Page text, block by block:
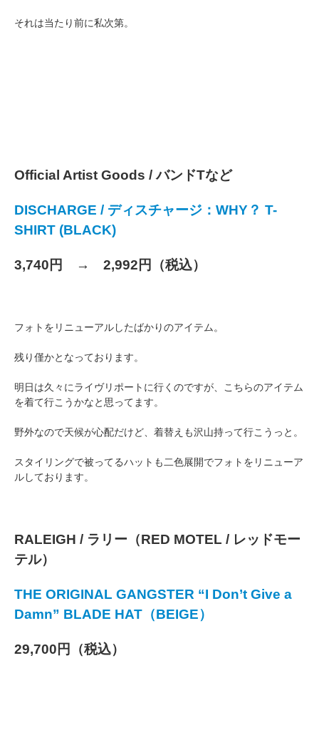
それは当たり前に私次第。
Official Artist Goods / バンドTなど
DISCHARGE / ディスチャージ：WHY？ T-
SHIRT (BLACK)
3,740円 → 2,992円（税込）
フォトをリニューアルしたばかりのアイテム。
残り僅かとなっております。
明日は久々にライヴリポートに行くのですが、こちらのアイテム
を着て行こうかなと思ってます。
野外なので天候が心配だけど、着替えも沢山持って行こうっと。
スタイリングで被ってるハットも二色展開でフォトをリニューア
ルしております。
RALEIGH / ラリー（RED MOTEL / レッドモー
テル）
THE ORIGINAL GANGSTER “I Don’t Give a
Damn” BLADE HAT（BEIGE）
29,700円（税込）